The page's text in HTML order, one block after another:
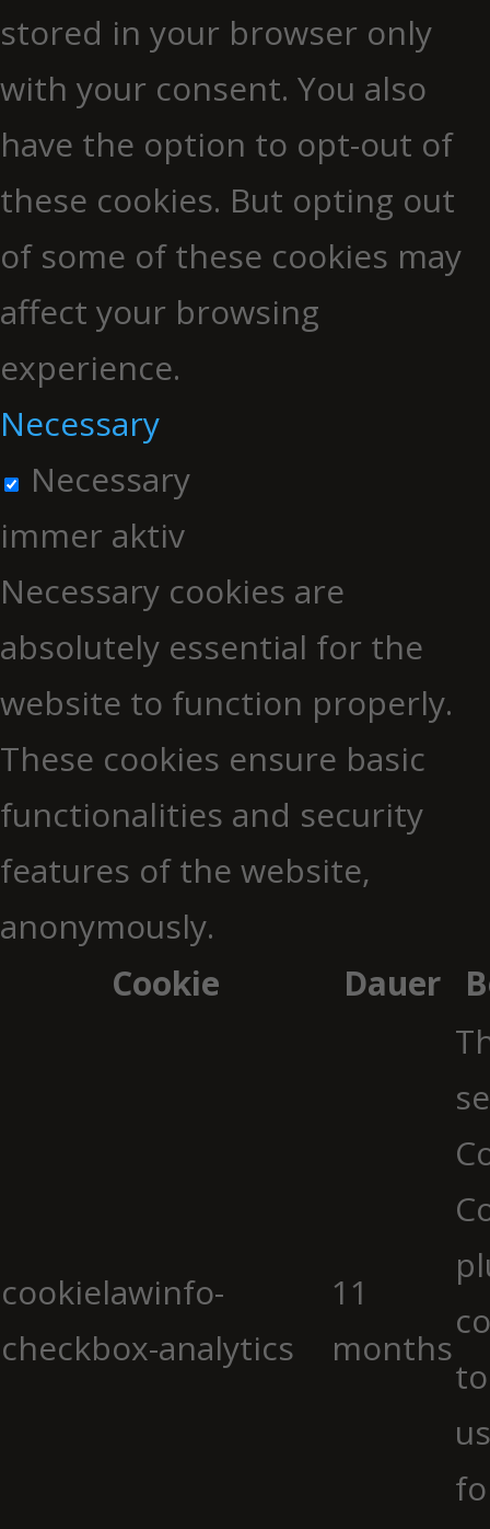
stored in your browser only
with your consent. You also
have the option to opt-out of
these cookies. But opting out
of some of these cookies may
affect your browsing
experience.
Necessary
Necessary
immer aktiv
Necessary cookies are
absolutely essential for the
website to function properly.
These cookies ensure basic
functionalities and security
features of the website,
anonymously.
Cookie
Dauer
cookielawinfo-
checkbox-analytics
11
months